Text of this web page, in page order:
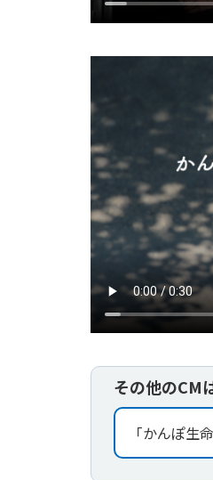
その他のCM
「かんぽ生